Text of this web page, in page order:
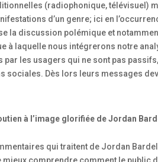
(radiophonique, télévisuel)
d’un genre; ici en
la discussion polémique et
à laquelle nous intégrerons notre
les usagers qui ne sont pas
sociales. Dès lors leurs messages
à l’image glorifiée de Jordan
qui traitent de Jordan